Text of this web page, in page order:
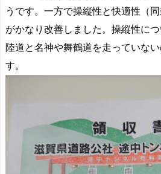
うです。一方で操縦性と快適性（
がかなり改善しました。操縦性に
陸道と名神や舞鶴道を走っていな
す。